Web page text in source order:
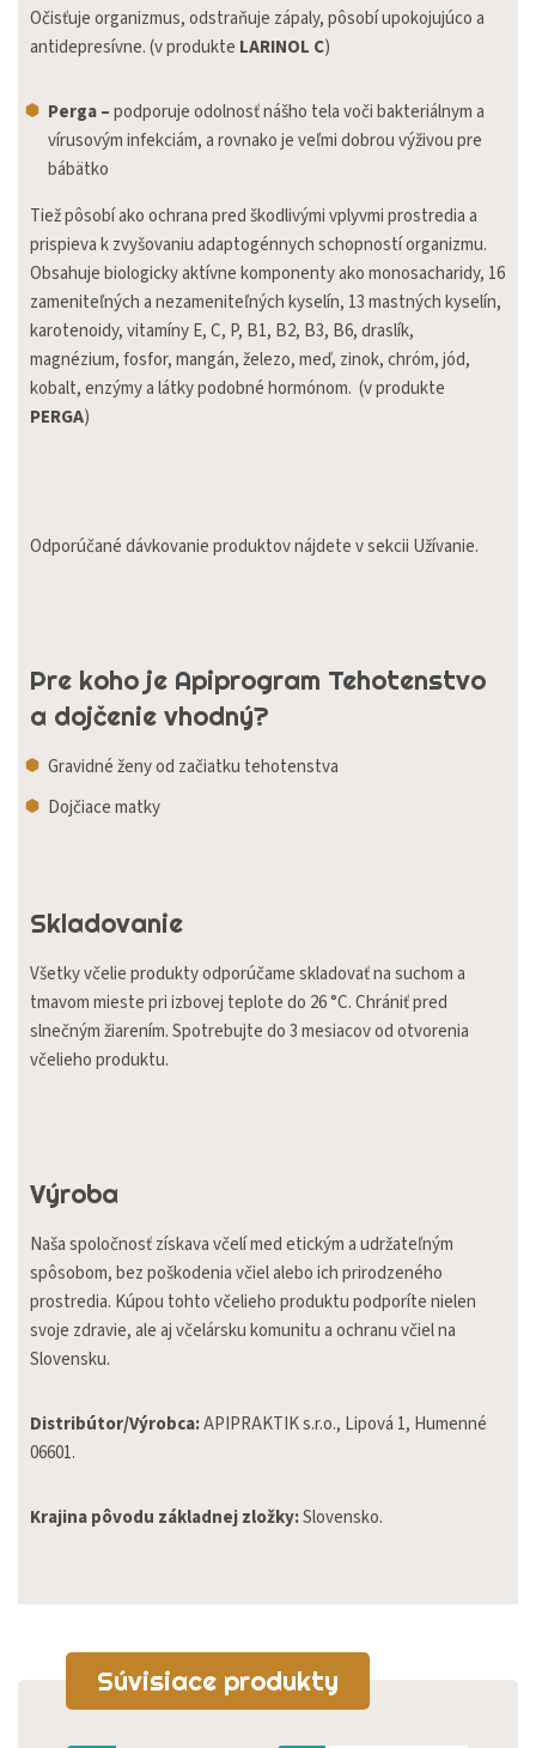
Očisťuje organizmus, odstraňuje zápaly, pôsobí upokojujúco a
antidepresívne.(v produkte LARINOL C)
Perga –podporuje odolnosť nášho tela voči bakteriálnym a
vírusovým infekciám, a rovnako je veľmi dobrou výživou pre
bábätko
Tiež pôsobí ako ochrana pred škodlivými vplyvmi prostredia a
prispieva k zvyšovaniu adaptogénnych schopností organizmu.
Obsahuje biologicky aktívne komponenty ako monosacharidy, 16
zameniteľných a nezameniteľných kyselín, 13 mastných kyselín,
karotenoidy, vitamíny E, C, P, B1, B2, B3, B6, draslík,
magnézium, fosfor, mangán, železo, meď, zinok, chróm, jód,
kobalt, enzýmy a látky podobné hormónom. (v produkte
PERGA)
Odporúčané dávkovanie produktov nájdete v sekcii Užívanie.
Pre koho je Apiprogram Tehotenstvo
a dojčenie vhodný?
Gravidné ženy od začiatku tehotenstva
Dojčiace matky
Skladovanie
Všetky včelie produkty odporúčame skladovať na suchom a
tmavom mieste pri izbovej teplote do 26 °C. Chrániť pred
slnečným žiarením. Spotrebujte do 3 mesiacov od otvorenia
včelieho produktu.
Výroba
Naša spoločnosť získava včelí med etickým a udržateľným
spôsobom, bez poškodenia včiel alebo ich prirodzeného
prostredia. Kúpou tohto včelieho produktu podporíte nielen
svoje zdravie, ale aj včelársku komunitu a ochranu včiel na
Slovensku.
Distribútor/Výrobca:APIPRAKTIK s.r.o., Lipová 1, Humenné
06601.
Krajina pôvodu základnej zložky:Slovensko.
Súvisiace produkty